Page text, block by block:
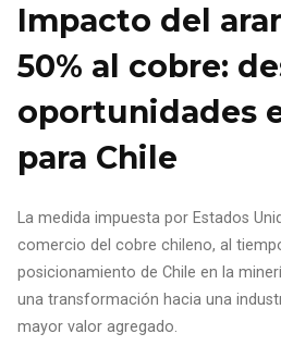
Impacto del
50% al cobre:
oportunidades
para Chile
La medida impuesta por Estados
comercio del cobre chileno, al
posicionamiento de Chile en la
una transformación hacia una
mayor valor agregado.